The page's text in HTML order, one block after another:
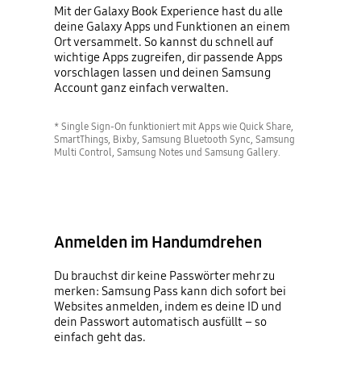
Mit der Galaxy Book Experience hast du alle
deine Galaxy Apps und Funktionen an einem
Ort versammelt. So kannst du schnell auf
wichtige Apps zugreifen, dir passende Apps
vorschlagen lassen und deinen Samsung
Account ganz einfach verwalten.
* Single Sign-On funktioniert mit Apps wie Quick Share,
SmartThings, Bixby, Samsung Bluetooth Sync, Samsung
Multi Control, Samsung Notes und Samsung Gallery.
Anmelden im Handumdrehen
Du brauchst dir keine Passwörter mehr zu
merken: Samsung Pass kann dich sofort bei
Websites anmelden, indem es deine ID und
dein Passwort automatisch ausfüllt – so
einfach geht das.